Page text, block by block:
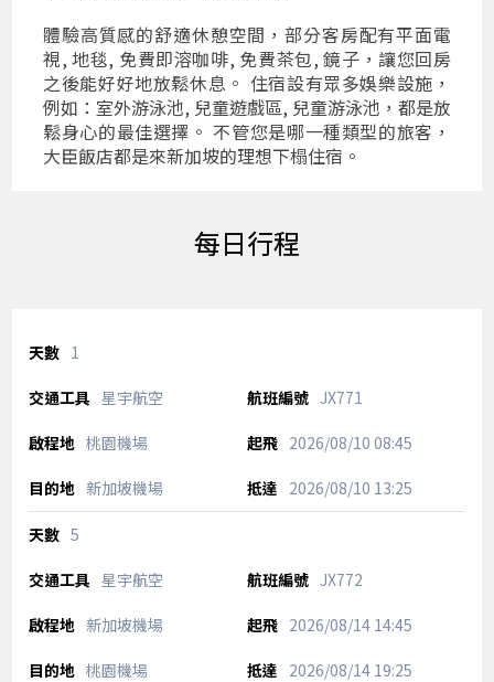
體驗高質感的舒適休憩空間，部分客房配有平面電
視, 地毯, 免費即溶咖啡, 免費茶包, 鏡子，讓您回房
之後能好好地放鬆休息。 住宿設有眾多娛樂設施，
例如：室外游泳池, 兒童遊戲區, 兒童游泳池，都是放
鬆身心的最佳選擇。 不管您是哪一種類型的旅客，
大臣飯店都是來新加坡的理想下榻住宿。
每日行程
1
星宇航空 JX771
桃園機場 2026/08/10 08:45
新加坡機場 2026/08/10 13:25
5
星宇航空 JX772
新加坡機場 2026/08/1414:45
桃園機場 2026/08/1419:25